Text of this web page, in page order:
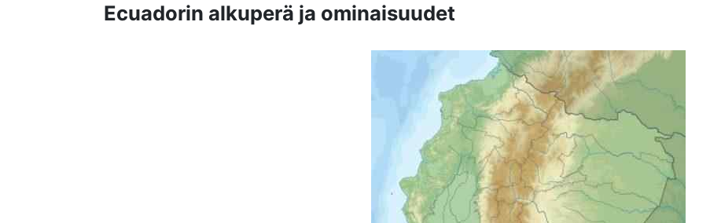
Ecuadorin alkuperä ja ominaisuudet